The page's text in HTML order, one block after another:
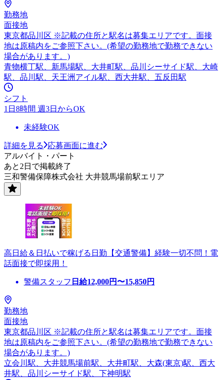
勤務地
面接地
東京都品川区 ※記載の住所と駅名は募集エリアです。面接
地は原稿内をご参照下さい。(希望の勤務地で勤務できない
場合があります。)
青物横丁駅、新馬場駅、大井町駅、品川シーサイド駅、大崎
駅、品川駅、天王洲アイル駅、西大井駅、五反田駅
シフト
1日8時間 週3日からOK
未経験OK
詳細を見る
応募画面に進む
アルバイト・パート
あと2日で掲載終了
三和警備保障株式会社 大井競馬場前駅エリア
高日給＆日払いで稼げる日勤【交通警備】経験一切不問！電
話面接で即採用！
警備スタッフ 日給12,000円〜15,850円
勤務地
面接地
東京都品川区 ※記載の住所と駅名は募集エリアです。面接
地は原稿内をご参照下さい。(希望の勤務地で勤務できない
場合があります。)
立会川駅、大井競馬場前駅、大井町駅、大森(東京)駅、西大
井駅、品川シーサイド駅、下神明駅